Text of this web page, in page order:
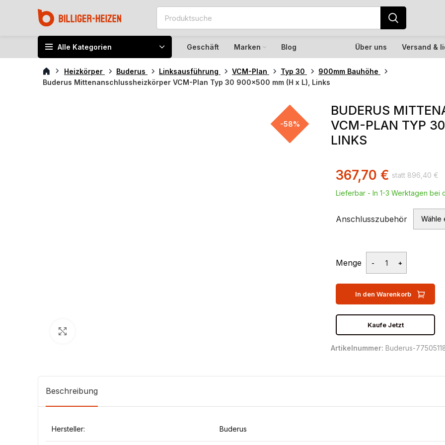
Alle Kategorien Geschäft Marken Blog Über uns Versand &
Heizkörper Buderus Linksausführung VCM-Plan Typ 30
900mm Bauhöhe
Buderus Mittenanschlussheizkörper VCM-Plan Typ 30 900×500 mm (H x L), Links
-58%
BUDERUS
VCM-PLAN TYP
LINKS
896,40 €
367,70 €
Lieferbar - In 1-3 Werktagen bei
Anschlusszubehör
Menge
In den Warenkorb
Kaufe Jetzt
Artikelnummer: Buderus-
Beschreibung
Hersteller: Buderus